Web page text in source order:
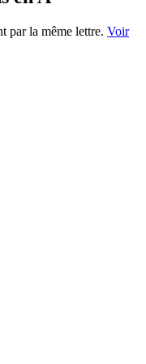
par la même lettre. Voir